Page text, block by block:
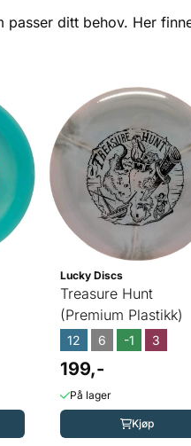
passer ditt behov. Her
Lucky Discs
Treasure Hunt
(Premium Plastikk)
12 6 -1 3
199,-
På lager
Kjøp